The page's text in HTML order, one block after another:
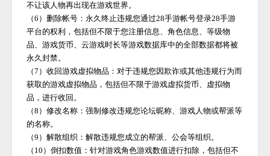
不让该人物再出现在游戏世界。
（6）删除帐号：永久终止违规您通过28手游帐号登录28手游
平台的权利，包括但不限于您注册信息、角色信息、等级物
品、游戏货币、云游戏时长等游戏数据库中的全部数据都将被
永久封禁。
（7）收回游戏虚拟物品：对于违规您因欺诈或其他违规行为而
获取的游戏虚拟物品，包括但不限于游戏虚拟货币、虚拟物
品，进行收回。
（8）修改名称：强制修改违规您论坛昵称、游戏人物或帮派等
的名称。
（9）解散组织：解散违规您成立的帮派、公会等组织。
（ 10）倒扣数值：针对游戏角色游戏数值进行扣除，包括但不